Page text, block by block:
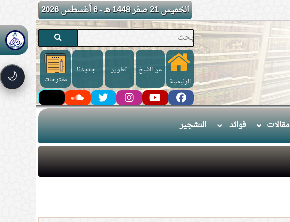
الخميس 21 صفر 1448 هـ - 6 أغسطس 2026
🌙 الرئيسية
عن الشيخ تطوير
جـديـدنا
مقترحات
مقالات فوائد التشجير